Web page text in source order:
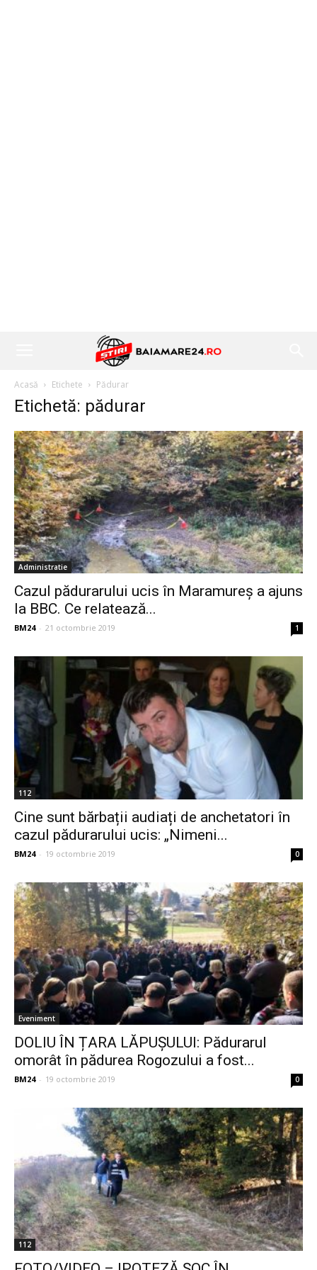
Acasă Etichete Pădurar
Etichetă: pădurar
Administratie
Cazul pădurarului ucis în Maramureș a ajuns
la BBC. Ce relatează...
BM24 - 21 octombrie 2019 1
112
Cine sunt bărbații audiați de anchetatori în
cazul pădurarului ucis: „Nimeni...
BM24 - 19 octombrie 2019 0
Eveniment
DOLIU ÎN ȚARA LĂPUȘULUI: Pădurarul
omorât în pădurea Rogozului a fost...
BM24 - 19 octombrie 2019 0
112